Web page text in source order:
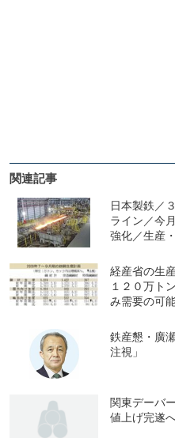
関連記事
日本製鉄／
ライン／今
強化／生産
経産省の生
１２０万ト
み需要の可
鉄産懇・廣
注視」
関東デーバ
値上げ完遂